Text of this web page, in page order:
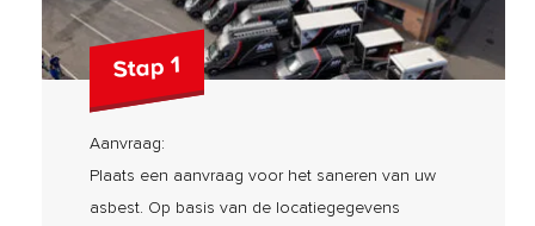
Stap 1
Aanvraag:
Plaats een aanvraag voor het saneren van uw
asbest. Op basis van de locatiegegevens